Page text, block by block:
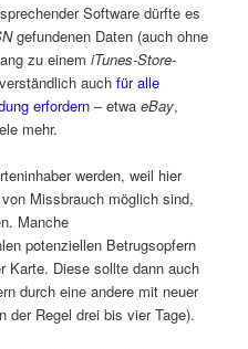
Software dürfte es
gefundenen Daten (auch ohne
zu einemiTunes-Store-
auchfür alle
erfordern – etwaeBay,
mehr.
werden, weil hier
Missbrauch möglich sind,
Manche
potenziellen Betrugsopfern
Karte. Diese sollte dann auch
durch eine andere mit neuer
der Regel drei bis vier Tage).